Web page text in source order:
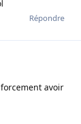
Répondre
avoir